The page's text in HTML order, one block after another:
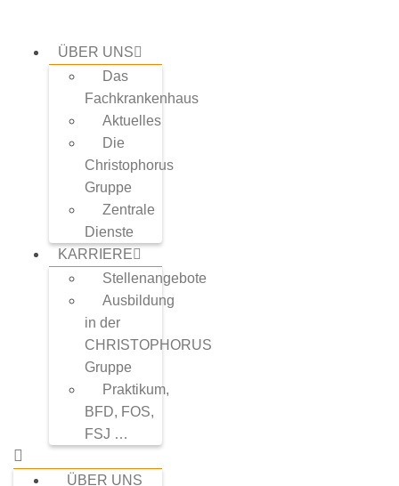
springenÜBER UNS
Das
Fachkrankenhaus
Aktuelles
Die
Christophorus
Gruppe
Zentrale
Dienste
KARRIERE
Stellenangebote
Ausbildung
in der
CHRISTOPHORUS
Gruppe
Praktikum,
BFD, FOS,
FSJ …
ÜBER UNS